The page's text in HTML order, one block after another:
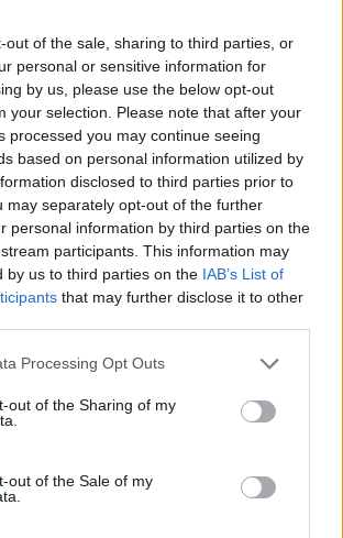
out of the sale, sharing to third parties, or
personal or sensitive information for
by us, please use the below opt-out
your selection. Please note that after your
processed you may continue seeing
based on personal information utilized by
disclosed to third parties prior to
may separately opt-out of the further
personal information by third parties on the
participants. This information may
by us to third parties on the IAB’s List of
that may further disclose it to other
Processing Opt Outs
out of the Sharing of my
out of the Sale of my
Gamalero (6)
Garbagna (3)
Gavi (101)
Giarole (7)
Gremiasco (4)
Grognardo (1)
Grondona (7)
Isola Sant'Antonio (6)
Lerma (12)
Masio (15)